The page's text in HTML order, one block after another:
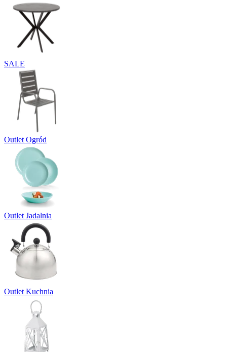
SALE
Outlet Ogród
Outlet Jadalnia
Outlet Kuchnia